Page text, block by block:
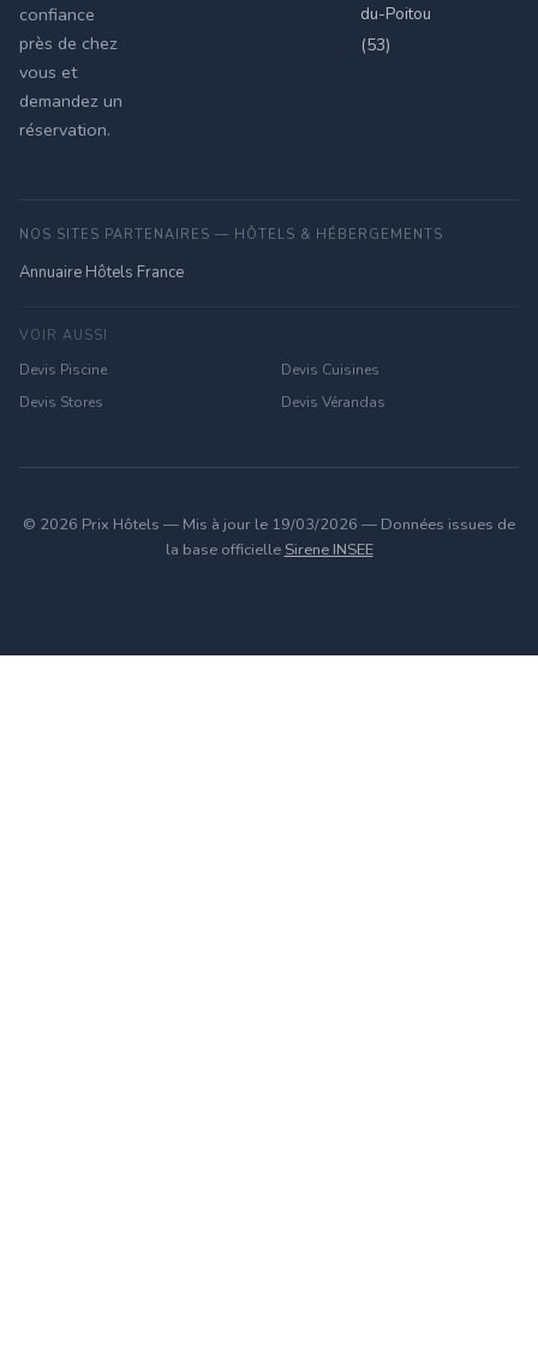
confiance
près de chez
vous et
demandez un
réservation.
du-Poitou
(53)
NOS SITES PARTENAIRES — HÔTELS & HÉBERGEMENTS
Annuaire Hôtels France
VOIR AUSSI
Devis Piscine
Devis Cuisines
Devis Stores
Devis Vérandas
© 2026 Prix Hôtels — Mis à jour le 19/03/2026 — Données issues de
la base officielle Sirene INSEE